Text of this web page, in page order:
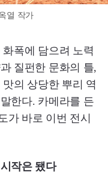
열 작가
폭에 담으려 노력
질펀한 문화의 틀,
의 상당한 뿌리 역
한다. 카메라를 든
가 바로 이번 전시
작은 됐다